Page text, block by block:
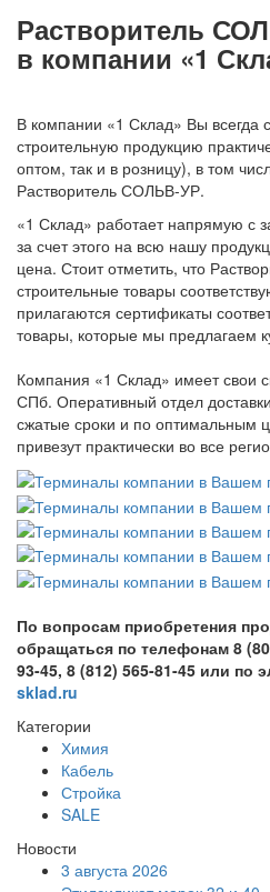
Растворитель
в компании «1
В компании «1 Склад» Вы всегда
строительную продукцию
оптом, так и в розницу), в том
Растворитель СОЛЬВ-УР.
«1 Склад» работает напрямую с
за счет этого на всю нашу
цена. Стоит отметить, что
строительные товары
прилагаются сертификаты
товары, которые мы предлагаем
Компания «1 Склад» имеет свои
СПб. Оперативный отдел
сжатые сроки и по оптимальным
привезут практически во все
По вопросам приобретения
обращаться по телефонам 8
93-45, 8 (812) 565-81-45 или по
sklad.ru
Категории
Химия
Кабель
Стройка
SALE
Новости
3 августа 2026